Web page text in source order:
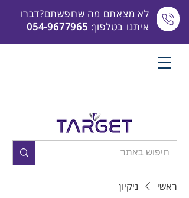
לא מצאתם מה שחפשתם?דברו
איתנו בטלפון: 054-9677965
ראשי ניקיון